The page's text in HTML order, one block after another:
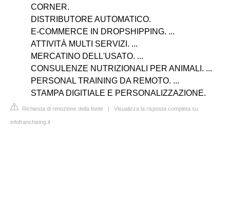
CORNER.
DISTRIBUTORE AUTOMATICO.
E-COMMERCE IN DROPSHIPPING. ...
ATTIVITÀ MULTI SERVIZI. ...
MERCATINO DELL'USATO. ...
CONSULENZE NUTRIZIONALI PER ANIMALI. ...
PERSONAL TRAINING DA REMOTO. ...
STAMPA DIGITIALE E PERSONALIZZAZIONE.
Richiesta di rimozione della fonte | Visualizza la risposta completa su
infofranchising.it